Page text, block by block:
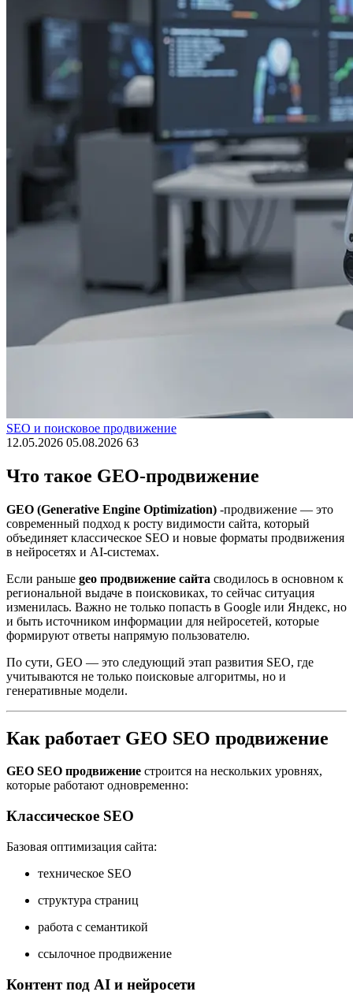
SEO и поисковое продвижение
12.05.2026 05.08.2026 63
Что такое GEO-продвижение
GEO (Generative Engine Optimization) -продвижение — это
современный подход к росту видимости сайта, который
объединяет классическое SEO и новые форматы продвижения
в нейросетях и AI-системах.
Если раньше geo продвижение сайта сводилось в основном к
региональной выдаче в поисковиках, то сейчас ситуация
изменилась. Важно не только попасть в Google или Яндекс, но
и быть источником информации для нейросетей, которые
формируют ответы напрямую пользователю.
По сути, GEO — это следующий этап развития SEO, где
учитываются не только поисковые алгоритмы, но и
генеративные модели.
Как работает GEO SEO продвижение
GEO SEO продвижение строится на нескольких уровнях,
которые работают одновременно:
Классическое SEO
Базовая оптимизация сайта:
техническое SEO
структура страниц
работа с семантикой
ссылочное продвижение
Контент под AI и нейросети